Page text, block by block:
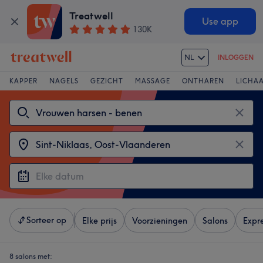
Treatwell
130K
Use app
NL INLOGGEN
KAPPER NAGELS GEZICHT MASSAGE ONTHAREN
Sorteer op Elke prijs Voorzieningen Salons
8 salons met: